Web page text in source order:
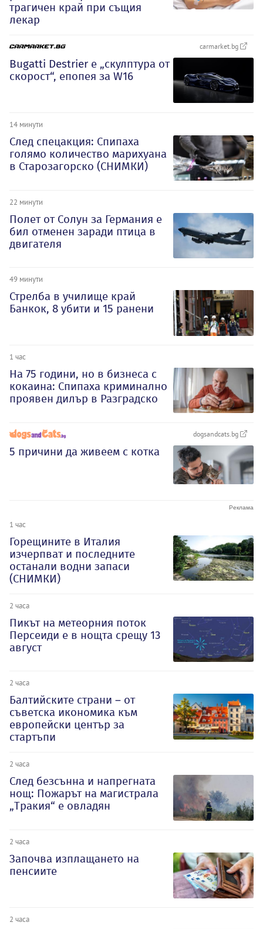
трагичен край при същия
лекар
carmarket.bg
Bugatti Destrier е „скулптура от
скорост“, епопея за W16
14 минути
След спецакция: Спипаха
голямо количество марихуана
в Старозагорско (СНИМКИ)
22 минути
Полет от Солун за Германия е
бил отменен заради птица в
двигателя
49 минути
Стрелба в училище край
Банкок, 8 убити и 15 ранени
1 час
На 75 години, но в бизнеса с
кокаина: Спипаха криминално
проявен дилър в Разградско
dogsandcats.bg
5 причини да живеем с котка
1 час
Горещините в Италия
изчерпват и последните
останали водни запаси
(СНИМКИ)
2 часа
Пикът на метеорния поток
Персеиди е в нощта срещу 13
август
2 часа
Балтийските страни – от
съветска икономика към
европейски център за
стартъпи
2 часа
След безсънна и напрегната
нощ: Пожарът на магистрала
„Тракия“ е овладян
2 часа
Започва изплащането на
пенсиите
2 часа